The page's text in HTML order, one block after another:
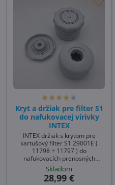
Kryt a držiak pre filter S1
do nafukovacej vírivky
INTEX
INTEX držiak s krytom pre
kartušový filter S1 29001E (
11798 + 11797 ) do
nafukovacích prenosných
víriviek
Skladom
28,99 €